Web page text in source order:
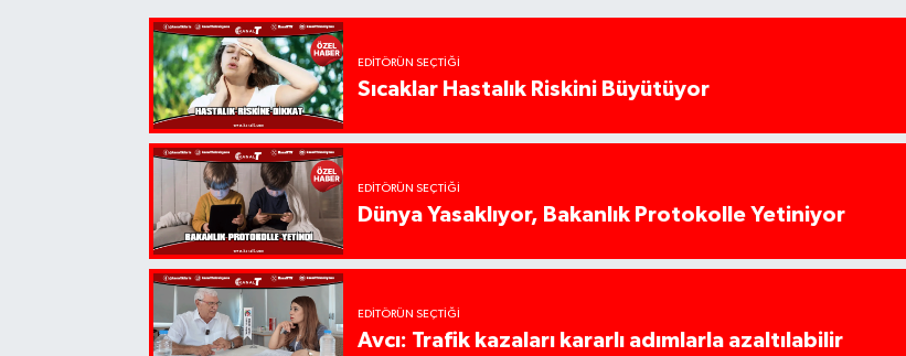
EDITÖRÜN SEÇTIĞI
Sıcaklar Hastalık Riskini Büyütüyor
EDITÖRÜN SEÇTIĞI
Dünya Yasaklıyor, Bakanlık Protokolle Yetiniyor
EDITÖRÜN SEÇTIĞI
Avcı: Trafik kazaları kararlı adımlarla azaltılabilir